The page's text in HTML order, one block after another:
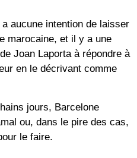
aucune intention de laisser
marocaine, et il y a une
Joan Laporta à répondre à
en le décrivant comme
jours, Barcelone
ou, dans le pire des cas,
le faire.